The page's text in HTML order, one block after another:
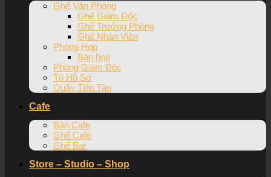
Ghế Văn Phòng
Ghế Giám Đốc
Ghế Trưởng Phòng
Ghế Nhân Viên
Phòng Họp
Bàn họp
Phòng Giám Đốc
Tủ Hồ Sơ
Quầy Tiếp Tân
Cafe
Bàn Cafe
Ghế Cafe
Ghế Bar
Store – Studio – Shop